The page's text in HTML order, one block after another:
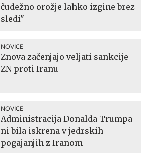
čudežno orožje lahko izgine brez
sledi"
NOVICE
Znova začenjajo veljati sankcije
ZN proti Iranu
NOVICE
Administracija Donalda Trumpa
ni bila iskrena v jedrskih
pogajanjih z Iranom